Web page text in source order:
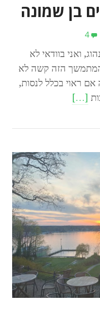
בן שמונה
4
ואני בוודאי לא
הזה קשה לא
ראוי בכלל לנסות,
[…]